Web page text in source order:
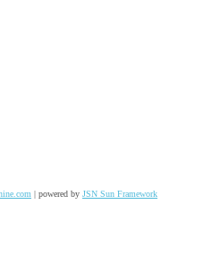
| powered by JSN Sun Framework